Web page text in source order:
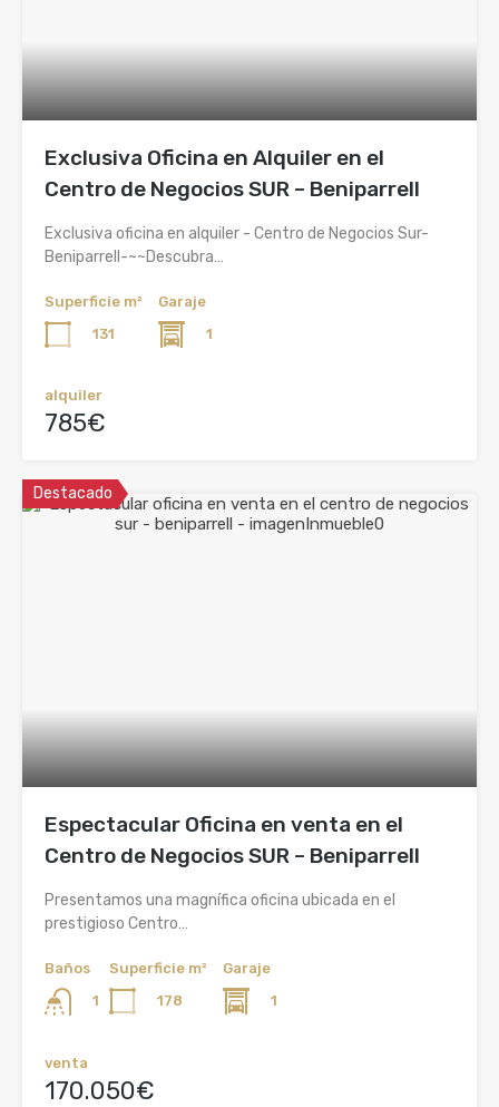
Exclusiva Oficina en Alquiler en el
Centro de Negocios SUR – Beniparrell
Exclusiva oficina en alquiler - Centro de Negocios Sur-
Beniparrell-~~Descubra…
Superficie m²
131
Garaje
1
alquiler
785€
Destacado
Espectacular Oficina en venta en el
Centro de Negocios SUR – Beniparrell
Presentamos una magnífica oficina ubicada en el
prestigioso Centro…
Baños
1
Superficie m²
178
Garaje
1
venta
170.050€